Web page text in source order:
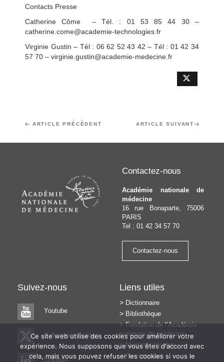
Contacts Presse
Catherine Côme – Tél. : 01 53 85 44 30 –
catherine.come@academie-technologies.fr
Virginie Gustin – Tél : 06 62 52 43 42 – Tél : 01 42 34
57 70 – virginie.gustin@academie-medecine.fr
Navigation
l’article
Article
ARTICLE PRÉCÉDENT
Article
ARTICLE SUIVANT
Contactez-nous
Académie nationale de
médecine
16 rue Bonaparte, 75006
PARIS
Tel : 01 42 34 57 70
Contactez-nous
Suivez-nous
Youtube
X (formerly Twitter)
Linkedin
Liens utiles
Dictionnaire
Bibliothèque
Fondation de l’Académie
nationale de médecine
Mentions légales
Recrutement
Ce site web utilise des cookies pour améliorer votre
expérience. Nous supposons que vous êtes d'accord avec
cela, mais vous pouvez refuser les cookies si vous le